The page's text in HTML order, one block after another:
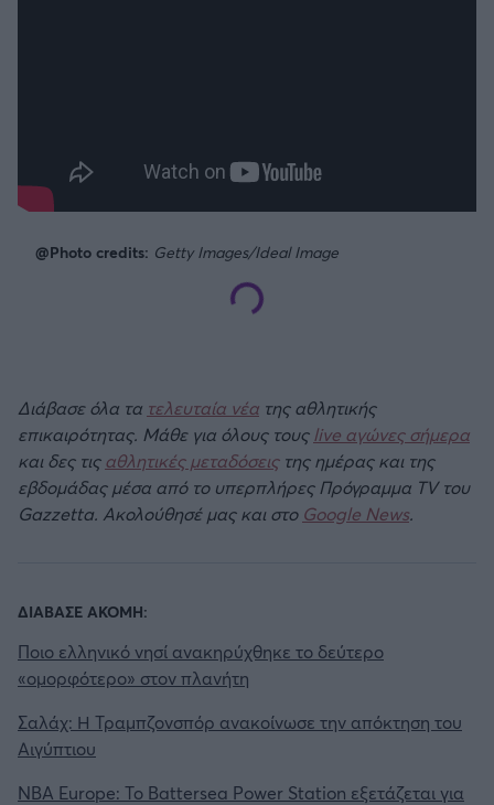
@Photo credits: Getty Images/Ideal Image
Διάβασε όλα τα τελευταία νέα της αθλητικής
επικαιρότητας. Μάθε για όλους τους live αγώνες σήμερα
και δες τιςαθλητικές μεταδόσειςτης ημέρας και της
εβδομάδας μέσα από το υπερπλήρες Πρόγραμμα TV του
Gazzetta. Ακολούθησέ μας και στο Google News.
ΔΙΑΒΑΣΕ ΑΚΟΜΗ:
Ποιο ελληνικό νησί ανακηρύχθηκε το δεύτερο
«ομορφότερο» στον πλανήτη
Σαλάχ: Η Τραμπζονσπόρ ανακοίνωσε την απόκτηση του
Αιγύπτιου
NBA Europe: Το Battersea Power Station εξετάζεται για